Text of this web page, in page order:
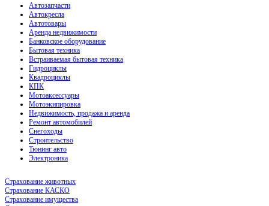
Автозапчасти
Автокресла
Автотовары
Аренда недвижимости
Банковское оборудование
Бытовая техника
Встраиваемая бытовая техника
Гидроциклы
Квадроциклы
КПК
Мотоаксессуары
Мотоэкипировка
Недвижимость, продажа и аренда
Ремонт автомобилей
Снегоходы
Строительство
Тюнинг авто
Электроника
Страхование животных
Страхование КАСКО
Страхование имущества